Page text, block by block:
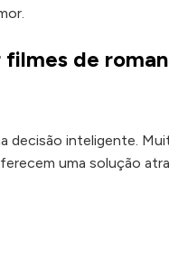
de
decisão inteligente.
uma solução